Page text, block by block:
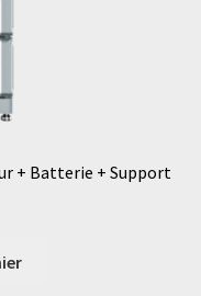
+ Batterie + Support